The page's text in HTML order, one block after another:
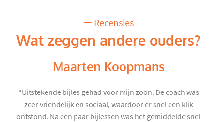
Recensies
Wat zeggen andere ouders?
Maarten Koopmans
“Uitstekende bijles gehad voor mijn zoon. De coach was
zeer vriendelijk en sociaal, waardoor er snel een klik
ontstond. Na een paar bijlessen was het gemiddelde snel